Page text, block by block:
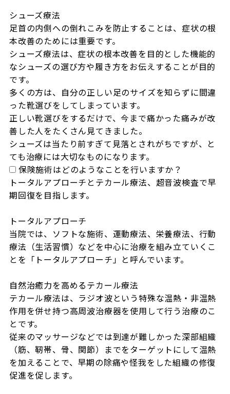
シューズ療法
足首の内側への倒れこみを防止することは、症状の根
本改善のためには重要です。
シューズ療法は、症状の根本改善を目的とした機能的
なシューズの選び方や履き方をお伝えすることが目的
です。
多くの方は、自分の正しい足のサイズを知らずに間違
った靴選びをしてしまっています。
正しい靴選びをするだけで、今まで痛かった痛みが改
善した人をたくさん見てきました。
シューズは当たり前すぎて見落とされがちですが、と
ても治療には大切なものになります。
保険施術はどのようなことを行いますか？
トータルアプローチとテカール療法、超音波検査で早
期回復を目指します。
トータルアプローチ
当院では、ソフトな施術、運動療法、栄養療法、行動
療法（生活習慣）などを中心に治療を組み立ていくこ
とを「トータルアプローチ」と呼んでいます。
自然治癒力を高めるテカール療法
テカール療法は、ラジオ波という特殊な温熱・非温熱
作用を併せ持つ高周波治療器を使用して行う治療のこ
とです。
従来のマッサージなどでは到達が難しかった深部組織
（筋、靭帯、骨、関節）までをターゲットにして温熱
を加えることで、早期の除痛や怪我をした組織の修復
促進を促します。